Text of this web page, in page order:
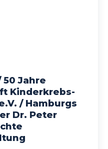
50 Jahre
Kinderkrebs-
/ Hamburgs
Dr. Peter